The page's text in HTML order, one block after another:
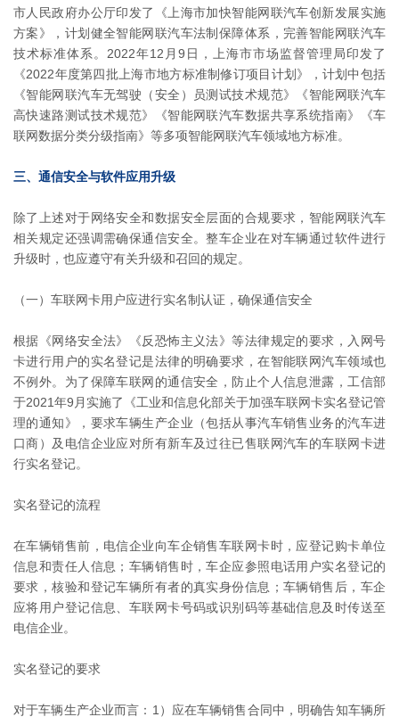
市人民政府办公厅印发了《上海市加快智能网联汽车创新发展实施
方案》，计划健全智能网联汽车法制保障体系，完善智能网联汽车
技术标准体系。2022年12月9日，上海市市场监督管理局印发了
《2022年度第四批上海市地方标准制修订项目计划》，计划中包括
《智能网联汽车无驾驶（安全）员测试技术规范》《智能网联汽车
高快速路测试技术规范》《智能网联汽车数据共享系统指南》《车
联网数据分类分级指南》等多项智能网联汽车领域地方标准。
三、通信安全与软件应用升级
除了上述对于网络安全和数据安全层面的合规要求，智能网联汽车
相关规定还强调需确保通信安全。整车企业在对车辆通过软件进行
升级时，也应遵守有关升级和召回的规定。
（一）车联网卡用户应进行实名制认证，确保通信安全
根据《网络安全法》《反恐怖主义法》等法律规定的要求，入网号
卡进行用户的实名登记是法律的明确要求，在智能联网汽车领域也
不例外。为了保障车联网的通信安全，防止个人信息泄露，工信部
于2021年9月实施了《工业和信息化部关于加强车联网卡实名登记管
理的通知》，要求车辆生产企业（包括从事汽车销售业务的汽车进
口商）及电信企业应对所有新车及过往已售联网汽车的车联网卡进
行实名登记。
实名登记的流程
在车辆销售前，电信企业向车企销售车联网卡时，应登记购卡单位
信息和责任人信息；车辆销售时，车企应参照电话用户实名登记的
要求，核验和登记车辆所有者的真实身份信息；车辆销售后，车企
应将用户登记信息、车联网卡号码或识别码等基础信息及时传送至
电信企业。
实名登记的要求
对于车辆生产企业而言：1）应在车辆销售合同中，明确告知车辆所